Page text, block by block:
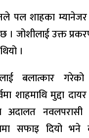
पल शाहका
। जोशीलाई उक्त
।
बलात्कार
शाहमाथि मुद्दा
अदालत
सफाइ दियो